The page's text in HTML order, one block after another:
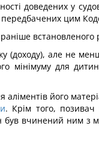
доведених у
передбачених цим
встановленого
(доходу), але не
мінімуму для
його
. Крім того, позивач
був вчинений ним